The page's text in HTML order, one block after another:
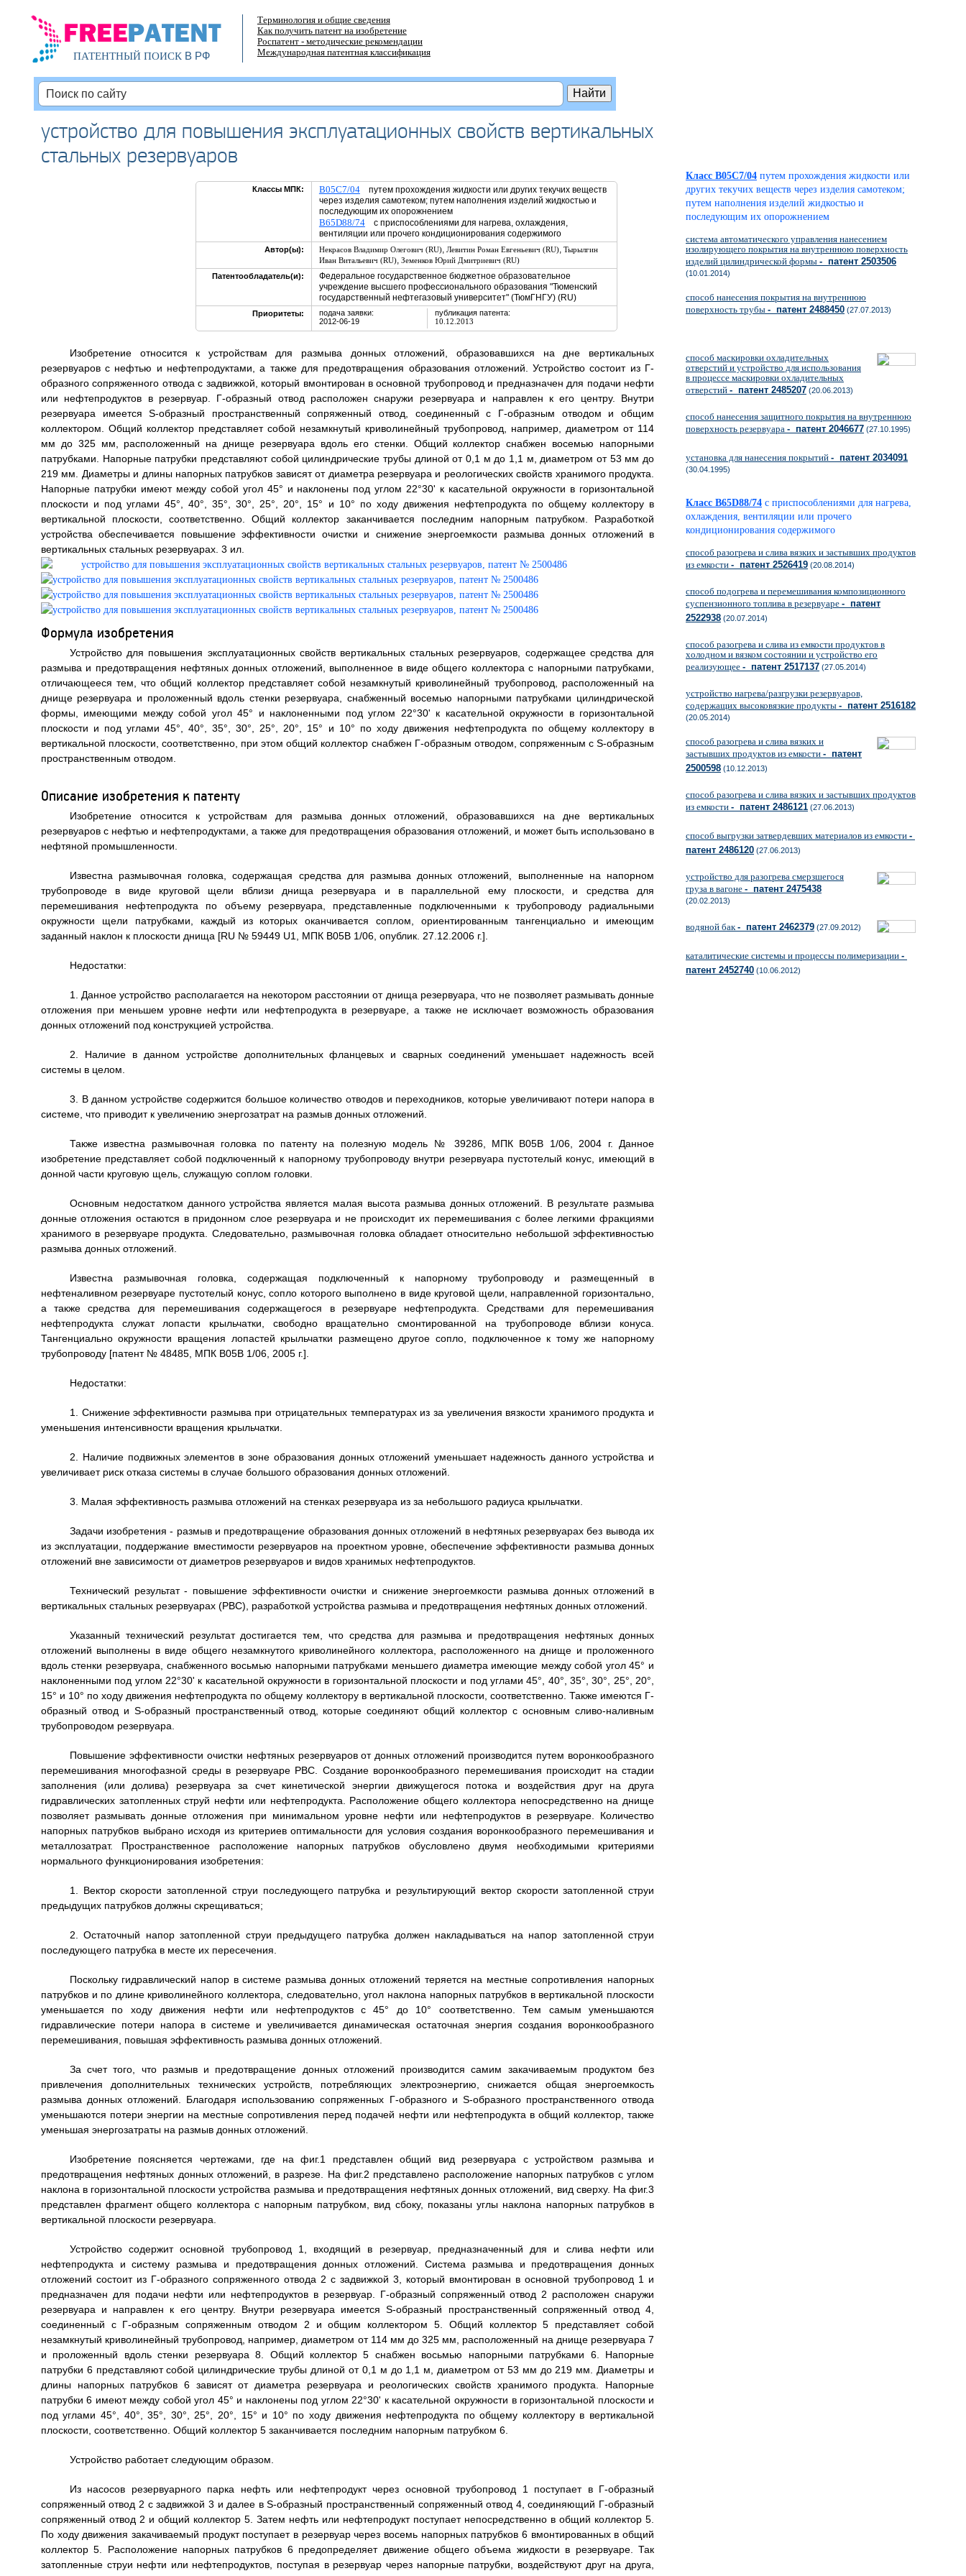
ПАТЕНТНЫЙ ПОИСКВ РФ
Терминология и общие сведения
Как получить патент на изобретение
Роспатент - методические рекомендации
Международная патентная классификация
устройство для повышения эксплуатационных свойств вертикальных
стальных резервуаров
Классы МПК: B05C7/04путем прохождения жидкости или других текучих веществ
через изделия самотеком; путем наполнения изделий жидкостью и
последующим их опорожнением
B65D88/74с приспособлениями для нагрева, охлаждения,
вентиляции или прочего кондиционирования содержимого
Автор(ы): Некрасов Владимир Олегович (RU), Левитин Роман Евгеньевич (RU), Тырылгин
Иван Витальевич (RU), Земенков Юрий Дмитриевич (RU)
Патентообладатель(и):
Федеральное государственное бюджетное образовательное
учреждение высшего профессионального образования "Тюменский
государственный нефтегазовый университет" (ТюмГНГУ) (RU)
Приоритеты:
подача заявки:
2012-06-19
публикация патента:
10.12.2013
Изобретение относится к устройствам для размыва донных отложений, образовавшихся на дне вертикальных
резервуаров с нефтью и нефтепродуктами, а также для предотвращения образования отложений. Устройство состоит из Г-
образного сопряженного отвода с задвижкой, который вмонтирован в основной трубопровод и предназначен для подачи нефти
или нефтепродуктов в резервуар. Г-образный отвод расположен снаружи резервуара и направлен к его центру. Внутри
резервуара имеется S-образный пространственный сопряженный отвод, соединенный с Г-образным отводом и общим
коллектором. Общий коллектор представляет собой незамкнутый криволинейный трубопровод, например, диаметром от 114
мм до 325 мм, расположенный на днище резервуара вдоль его стенки. Общий коллектор снабжен восемью напорными
патрубками. Напорные патрубки представляют собой цилиндрические трубы длиной от 0,1 м до 1,1 м, диаметром от 53 мм до
219 мм. Диаметры и длины напорных патрубков зависят от диаметра резервуара и реологических свойств хранимого продукта.
Напорные патрубки имеют между собой угол 45° и наклонены под углом 22°30' к касательной окружности в горизонтальной
плоскости и под углами 45°, 40°, 35°, 30°, 25°, 20°, 15° и 10° по ходу движения нефтепродукта по общему коллектору в
вертикальной плоскости, соответственно. Общий коллектор заканчивается последним напорным патрубком. Разработкой
устройства обеспечивается повышение эффективности очистки и снижение энергоемкости размыва донных отложений в
вертикальных стальных резервуарах. 3 ил.
Формула изобретения
Устройство для повышения эксплуатационных свойств вертикальных стальных резервуаров, содержащее средства для
размыва и предотвращения нефтяных донных отложений, выполненное в виде общего коллектора с напорными патрубками,
отличающееся тем, что общий коллектор представляет собой незамкнутый криволинейный трубопровод, расположенный на
днище резервуара и проложенный вдоль стенки резервуара, снабженный восемью напорными патрубками цилиндрической
формы, имеющими между собой угол 45° и наклоненными под углом 22°30' к касательной окружности в горизонтальной
плоскости и под углами 45°, 40°, 35°, 30°, 25°, 20°, 15° и 10° по ходу движения нефтепродукта по общему коллектору в
вертикальной плоскости, соответственно, при этом общий коллектор снабжен Г-образным отводом, сопряженным с S-образным
пространственным отводом.
Описание изобретения к патенту
Изобретение относится к устройствам для размыва донных отложений, образовавшихся на дне вертикальных
резервуаров с нефтью и нефтепродуктами, а также для предотвращения образования отложений, и может быть использовано в
нефтяной промышленности.
Известна размывочная головка, содержащая средства для размыва донных отложений, выполненные на напорном
трубопроводе в виде круговой щели вблизи днища резервуара и в параллельной ему плоскости, и средства для
перемешивания нефтепродукта по объему резервуара, представленные подключенными к трубопроводу радиальными
окружности щели патрубками, каждый из которых оканчивается соплом, ориентированным тангенциально и имеющим
заданный наклон к плоскости днища [RU № 59449 U1, МПК В05В 1/06, опублик. 27.12.2006 г.].
Недостатки:
1. Данное устройство располагается на некотором расстоянии от днища резервуара, что не позволяет размывать донные
отложения при меньшем уровне нефти или нефтепродукта в резервуаре, а также не исключает возможность образования
донных отложений под конструкцией устройства.
2. Наличие в данном устройстве дополнительных фланцевых и сварных соединений уменьшает надежность всей
системы в целом.
3. В данном устройстве содержится большое количество отводов и переходников, которые увеличивают потери напора в
системе, что приводит к увеличению энергозатрат на размыв донных отложений.
Также известна размывочная головка по патенту на полезную модель № 39286, МПК В05В 1/06, 2004 г. Данное
изобретение представляет собой подключенный к напорному трубопроводу внутри резервуара пустотелый конус, имеющий в
донной части круговую щель, служащую соплом головки.
Основным недостатком данного устройства является малая высота размыва донных отложений. В результате размыва
донные отложения остаются в придонном слое резервуара и не происходит их перемешивания с более легкими фракциями
хранимого в резервуаре продукта. Следовательно, размывочная головка обладает относительно небольшой эффективностью
размыва донных отложений.
Известна размывочная головка, содержащая подключенный к напорному трубопроводу и размещенный в
нефтеналивном резервуаре пустотелый конус, сопло которого выполнено в виде круговой щели, направленной горизонтально,
а также средства для перемешивания содержащегося в резервуаре нефтепродукта. Средствами для перемешивания
нефтепродукта служат лопасти крыльчатки, свободно вращательно смонтированной на трубопроводе вблизи конуса.
Тангенциально окружности вращения лопастей крыльчатки размещено другое сопло, подключенное к тому же напорному
трубопроводу [патент № 48485, МПК В05В 1/06, 2005 г.].
Недостатки:
1. Снижение эффективности размыва при отрицательных температурах из за увеличения вязкости хранимого продукта и
уменьшения интенсивности вращения крыльчатки.
2. Наличие подвижных элементов в зоне образования донных отложений уменьшает надежность данного устройства и
увеличивает риск отказа системы в случае большого образования донных отложений.
3. Малая эффективность размыва отложений на стенках резервуара из за небольшого радиуса крыльчатки.
Задачи изобретения - размыв и предотвращение образования донных отложений в нефтяных резервуарах без вывода их
из эксплуатации, поддержание вместимости резервуаров на проектном уровне, обеспечение эффективности размыва донных
отложений вне зависимости от диаметров резервуаров и видов хранимых нефтепродуктов.
Технический результат - повышение эффективности очистки и снижение энергоемкости размыва донных отложений в
вертикальных стальных резервуарах (РВС), разработкой устройства размыва и предотвращения нефтяных донных отложений.
Указанный технический результат достигается тем, что средства для размыва и предотвращения нефтяных донных
отложений выполнены в виде общего незамкнутого криволинейного коллектора, расположенного на днище и проложенного
вдоль стенки резервуара, снабженного восьмью напорными патрубками меньшего диаметра имеющие между собой угол 45° и
наклоненными под углом 22°30' к касательной окружности в горизонтальной плоскости и под углами 45°, 40°, 35°, 30°, 25°, 20°,
15° и 10° по ходу движения нефтепродукта по общему коллектору в вертикальной плоскости, соответственно. Также имеются Г-
образный отвод и S-образный пространственный отвод, которые соединяют общий коллектор с основным сливо-наливным
трубопроводом резервуара.
Повышение эффективности очистки нефтяных резервуаров от донных отложений производится путем воронкообразного
перемешивания многофазной среды в резервуаре РВС. Создание воронкообразного перемешивания происходит на стадии
заполнения (или долива) резервуара за счет кинетической энергии движущегося потока и воздействия друг на друга
гидравлических затопленных струй нефти или нефтепродукта. Расположение общего коллектора непосредственно на днище
позволяет размывать донные отложения при минимальном уровне нефти или нефтепродуктов в резервуаре. Количество
напорных патрубков выбрано исходя из критериев оптимальности для условия создания воронкообразного перемешивания и
металлозатрат. Пространственное расположение напорных патрубков обусловлено двумя необходимыми критериями
нормального функционирования изобретения:
1. Вектор скорости затопленной струи последующего патрубка и результирующий вектор скорости затопленной струи
предыдущих патрубков должны скрещиваться;
2. Остаточный напор затопленной струи предыдущего патрубка должен накладываться на напор затопленной струи
последующего патрубка в месте их пересечения.
Поскольку гидравлический напор в системе размыва донных отложений теряется на местные сопротивления напорных
патрубков и по длине криволинейного коллектора, следовательно, угол наклона напорных патрубков в вертикальной плоскости
уменьшается по ходу движения нефти или нефтепродуктов с 45° до 10° соответственно. Тем самым уменьшаются
гидравлические потери напора в системе и увеличивается динамическая остаточная энергия создания воронкообразного
перемешивания, повышая эффективность размыва донных отложений.
За счет того, что размыв и предотвращение донных отложений производится самим закачиваемым продуктом без
привлечения дополнительных технических устройств, потребляющих электроэнергию, снижается общая энергоемкость
размыва донных отложений. Благодаря использованию сопряженных Г-образного и S-образного пространственного отвода
уменьшаются потери энергии на местные сопротивления перед подачей нефти или нефтепродукта в общий коллектор, также
уменьшая энергозатраты на размыв донных отложений.
Изобретение поясняется чертежами, где на фиг.1 представлен общий вид резервуара с устройством размыва и
предотвращения нефтяных донных отложений, в разрезе. На фиг.2 представлено расположение напорных патрубков с углом
наклона в горизонтальной плоскости устройства размыва и предотвращения нефтяных донных отложений, вид сверху. На фиг.3
представлен фрагмент общего коллектора с напорным патрубком, вид сбоку, показаны углы наклона напорных патрубков в
вертикальной плоскости резервуара.
Устройство содержит основной трубопровод 1, входящий в резервуар, предназначенный для и слива нефти или
нефтепродукта и систему размыва и предотвращения донных отложений. Система размыва и предотвращения донных
отложений состоит из Г-образного сопряженного отвода 2 с задвижкой 3, который вмонтирован в основной трубопровод 1 и
предназначен для подачи нефти или нефтепродуктов в резервуар. Г-образный сопряженный отвод 2 расположен снаружи
резервуара и направлен к его центру. Внутри резервуара имеется S-образный пространственный сопряженный отвод 4,
соединенный с Г-образным сопряженным отводом 2 и общим коллектором 5. Общий коллектор 5 представляет собой
незамкнутый криволинейный трубопровод, например, диаметром от 114 мм до 325 мм, расположенный на днище резервуара 7
и проложенный вдоль стенки резервуара 8. Общий коллектор 5 снабжен восьмью напорными патрубками 6. Напорные
патрубки 6 представляют собой цилиндрические трубы длиной от 0,1 м до 1,1 м, диаметром от 53 мм до 219 мм. Диаметры и
длины напорных патрубков 6 зависят от диаметра резервуара и реологических свойств хранимого продукта. Напорные
патрубки 6 имеют между собой угол 45° и наклонены под углом 22°30' к касательной окружности в горизонтальной плоскости и
под углами 45°, 40°, 35°, 30°, 25°, 20°, 15° и 10° по ходу движения нефтепродукта по общему коллектору в вертикальной
плоскости, соответственно. Общий коллектор 5 заканчивается последним напорным патрубком 6.
Устройство работает следующим образом.
Из насосов резервуарного парка нефть или нефтепродукт через основной трубопровод 1 поступает в Г-образный
сопряженный отвод 2 с задвижкой 3 и далее в S-образный пространственный сопряженный отвод 4, соединяющий Г-образный
сопряженный отвод 2 и общий коллектор 5. Затем нефть или нефтепродукт поступает непосредственно в общий коллектор 5.
По ходу движения закачиваемый продукт поступает в резервуар через восемь напорных патрубков 6 вмонтированных в общий
коллектор 5. Расположение напорных патрубков 6 предопределяет движение общего объема жидкости в резервуаре. Так
затопленные струи нефти или нефтепродуктов, поступая в резервуар через напорные патрубки, воздействуют друг на друга,
Класс B05C7/04 путем прохождения жидкости или
других текучих веществ через изделия самотеком;
путем наполнения изделий жидкостью и
последующим их опорожнением
система автоматического управления нанесением
изолирующего покрытия на внутреннюю поверхность
изделий цилиндрической формы - патент 2503506
(10.01.2014)
способ нанесения покрытия на внутреннюю
поверхность трубы - патент 2488450 (27.07.2013)
способ маскировки охладительных
отверстий и устройство для использования
в процессе маскировки охладительных
отверстий - патент 2485207 (20.06.2013)
способ нанесения защитного покрытия на внутреннюю
поверхность резервуара - патент 2046677 (27.10.1995)
установка для нанесения покрытий - патент 2034091
(30.04.1995)
Класс B65D88/74 с приспособлениями для нагрева,
охлаждения, вентиляции или прочего
кондиционирования содержимого
способ разогрева и слива вязких и застывших продуктов
из емкости - патент 2526419 (20.08.2014)
способ подогрева и перемешивания композиционного
суспензионного топлива в резервуаре - патент
2522938 (20.07.2014)
способ разогрева и слива из емкости продуктов в
холодном и вязком состоянии и устройство его
реализующее - патент 2517137 (27.05.2014)
устройство нагрева/разгрузки резервуаров,
содержащих высоковязкие продукты - патент 2516182
(20.05.2014)
способ разогрева и слива вязких и
застывших продуктов из емкости - патент
2500598 (10.12.2013)
способ разогрева и слива вязких и застывших продуктов
из емкости - патент 2486121 (27.06.2013)
способ выгрузки затвердевших материалов из емкости -
патент 2486120 (27.06.2013)
устройство для разогрева смерзшегося
груза в вагоне - патент 2475438
(20.02.2013)
водяной бак- патент 2462379 (27.09.2012)
каталитические системы и процессы полимеризации -
патент 2452740 (10.06.2012)